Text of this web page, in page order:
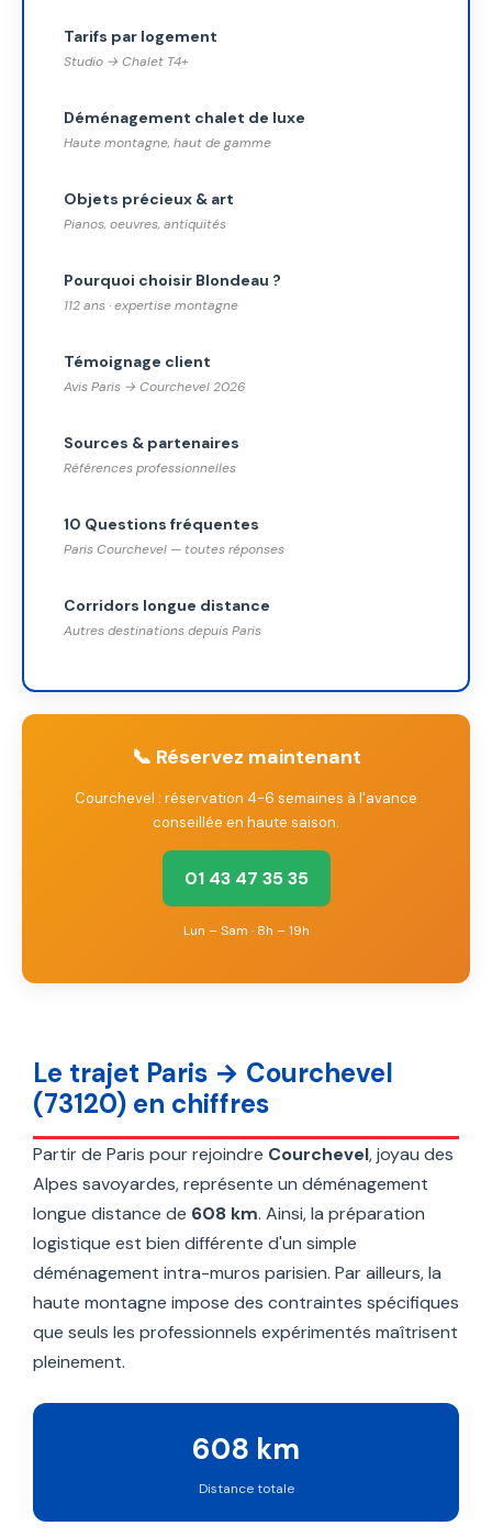
Tarifs par logement
Studio → Chalet T4+
Déménagement chalet de luxe
Haute montagne, haut de gamme
Objets précieux & art
Pianos, oeuvres, antiquités
Pourquoi choisir Blondeau ?
112 ans · expertise montagne
Témoignage client
Avis Paris → Courchevel 2026
Sources & partenaires
Références professionnelles
10 Questions fréquentes
Paris Courchevel — toutes réponses
Corridors longue distance
Autres destinations depuis Paris
📞 Réservez maintenant
Courchevel : réservation 4-6 semaines à l'avance
conseillée en haute saison.
01 43 47 35 35
Lun – Sam · 8h – 19h
Le trajet Paris → Courchevel
(73120) en chiffres
Partir de Paris pour rejoindre Courchevel, joyau des
Alpes savoyardes, représente un déménagement
longue distance de 608 km. Ainsi, la préparation
logistique est bien différente d'un simple
déménagement intra-muros parisien. Par ailleurs, la
haute montagne impose des contraintes spécifiques
que seuls les professionnels expérimentés maîtrisent
pleinement.
608 km
Distance totale